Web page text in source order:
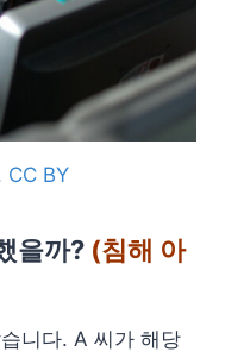
CC BY
을까? (침해 아
니다. A 씨가 해당